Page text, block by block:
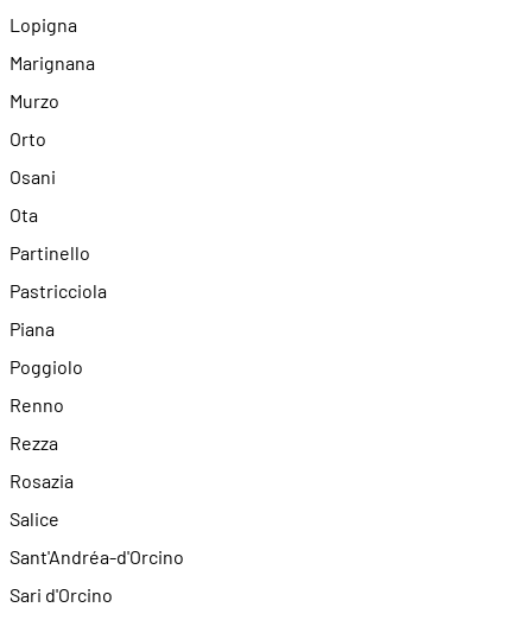
Lopigna
Marignana
Murzo
Orto
Osani
Ota
Partinello
Pastricciola
Piana
Poggiolo
Renno
Rezza
Rosazia
Salice
Sant'Andréa-d'Orcino
Sari d'Orcino